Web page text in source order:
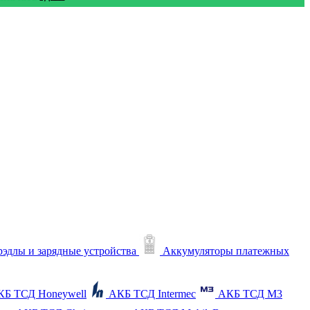
и зарядные устройства
Аккумуляторы платежных
ТСД Honeywell АКБ ТСД Intermec
АКБ ТСД M3